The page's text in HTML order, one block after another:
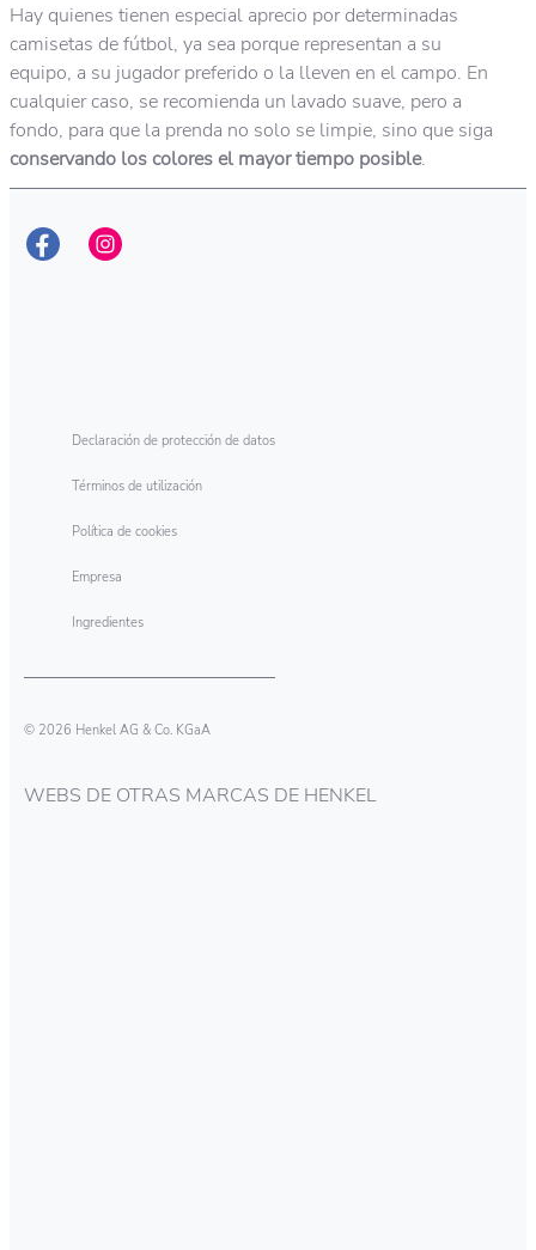
Hay quienes tienen especial aprecio por determinadas
camisetas de fútbol, ya sea porque representan a su
equipo, a su jugador preferido o la lleven en el campo. En
cualquier caso, se recomienda un lavado suave, pero a
fondo, para que la prenda no solo se limpie, sino que siga
conservando los colores el mayor tiempo posible.
Declaración de protección de datos
Términos de utilización
Política de cookies
Empresa
Ingredientes
© 2026 Henkel AG & Co. KGaA
WEBS DE OTRAS MARCAS DE HENKEL